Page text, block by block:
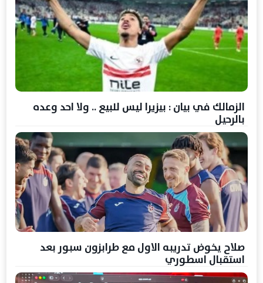
الزمالك في بيان : بيزيرا ليس للبيع .. ولا احد وعده
بالرحيل
صلاح يخوض تدريبه الاول مع طرابزون سبور بعد
استقبال اسطوري